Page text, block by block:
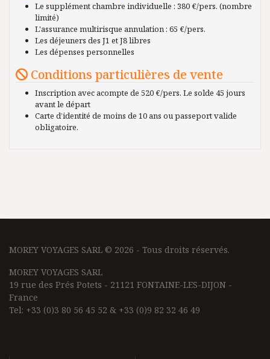
Le supplément chambre individuelle : 380 €/pers. (nombre
limité)
L'assurance multirisque annulation : 65 €/pers.
Les déjeuners des J1 et J8 libres
Les dépenses personnelles
Conditions particulières de vente
Inscription avec acompte de 520 €/pers. Le solde 45 jours
avant le départ
Carte d’identité de moins de 10 ans ou passeport valide
obligatoire.
MOREY VOYAGES SARL © 2026 - Tous droits réservés.
MOREY VOYAGES SARL
19 rue des Prés Potets - 21121 FONTAINE-LES-DIJON -
France
Tel: +33 (0)3 80 56 45 52 & +33 (0)9 82 32 46 49